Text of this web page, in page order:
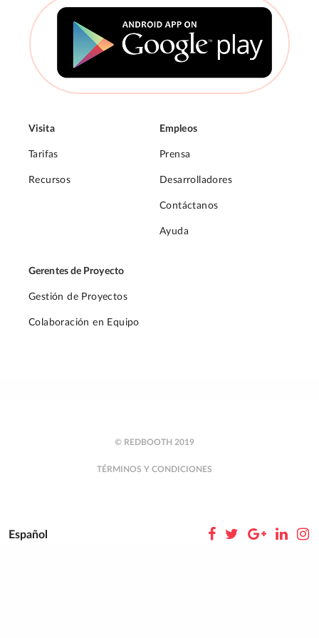
Visita
Tarifas
Recursos
Empleos
Prensa
Desarrolladores
Contáctanos
Ayuda
Gerentes de Proyecto
Gestión de Proyectos
Colaboración en Equipo
© REDBOOTH 2019
TÉRMINOS Y CONDICIONES
Español